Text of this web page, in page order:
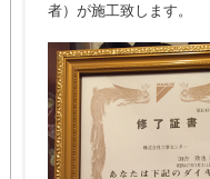
者）が施工致します。